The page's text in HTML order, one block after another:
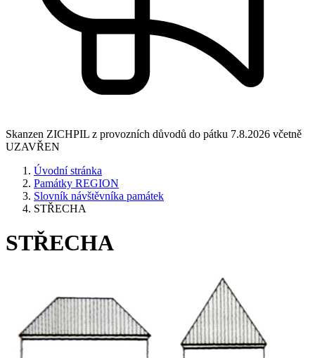
Skanzen ZICHPIL z provozních důvodů do pátku 7.8.2026 včetně
UZAVŘEN
Úvodní stránka
Památky REGION
Slovník návštěvníka památek
STŘECHA
STŘECHA